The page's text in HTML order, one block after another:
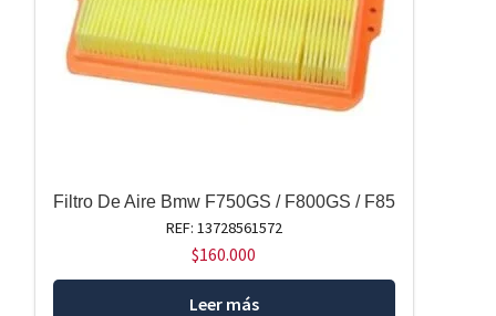
Filtro De Aire Bmw F750GS / F800GS / F85
REF: 13728561572
$160.000
Leer más